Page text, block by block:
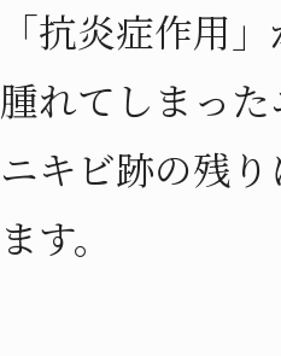
「抗炎症作用
腫れてしまっ
ニキビ跡の残
ます。